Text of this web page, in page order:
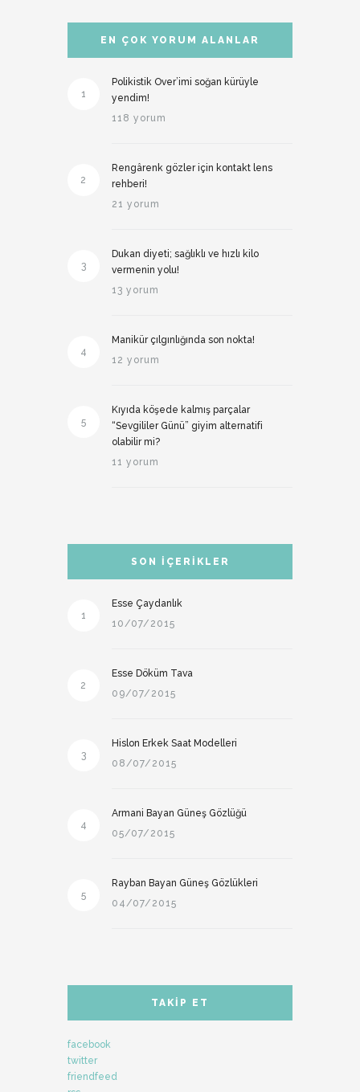
EN ÇOK YORUM ALANLAR
1
Polikistik Over’imi soğan kürüyle
yendim!
118 yorum
2
Rengârenk gözler için kontakt lens
rehberi!
21 yorum
3
Dukan diyeti; sağlıklı ve hızlı kilo
vermenin yolu!
13 yorum
4
Manikür çılgınlığında son nokta!
12 yorum
5
Kıyıda köşede kalmış parçalar
“Sevgililer Günü” giyim alternatifi
olabilir mi?
11 yorum
SON İÇERIKLER
1
Esse Çaydanlık
10/07/2015
2
Esse Döküm Tava
09/07/2015
3
Hislon Erkek Saat Modelleri
08/07/2015
4
Armani Bayan Güneş Gözlüğü
05/07/2015
5
Rayban Bayan Güneş Gözlükleri
04/07/2015
TAKIP ET
facebook
twitter
friendfeed